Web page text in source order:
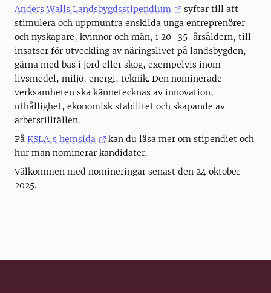
Anders Walls Landsbygdsstipendium
syftar till att
stimulera och uppmuntra enskilda unga entreprenörer
och nyskapare, kvinnor och män, i 20–35-årsåldern, till
insatser för utveckling av näringslivet på landsbygden,
gärna med bas i jord eller skog, exempelvis inom
livsmedel, miljö, energi, teknik. Den nominerade
verksamheten ska kännetecknas av innovation,
uthållighet, ekonomisk stabilitet och skapande av
arbetstillfällen.
På KSLA:s hemsida
kan du läsa mer om stipendiet och
hur man nominerar kandidater.
Välkommen med nomineringar senast den 24 oktober
2025.